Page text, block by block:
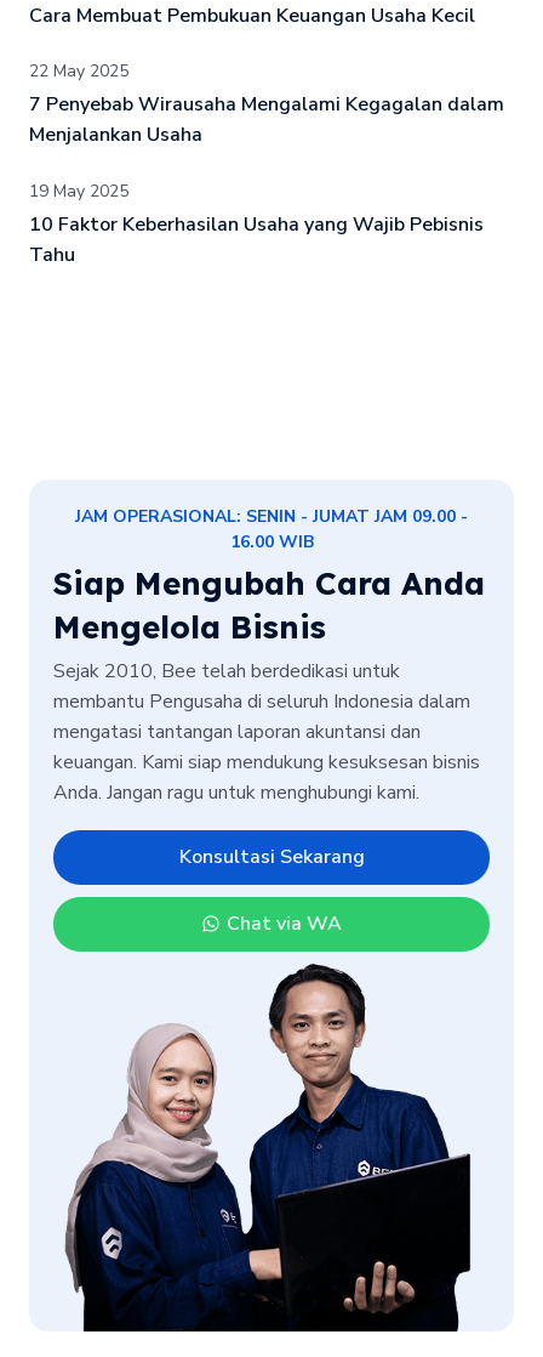
Cara Membuat Pembukuan Keuangan Usaha Kecil
22 May 2025
7 Penyebab Wirausaha Mengalami Kegagalan dalam
Menjalankan Usaha
19 May 2025
10 Faktor Keberhasilan Usaha yang Wajib Pebisnis
Tahu
JAM OPERASIONAL: SENIN - JUMAT JAM 09.00 -
16.00 WIB
Siap Mengubah Cara Anda
Mengelola Bisnis
Sejak 2010, Bee telah berdedikasi untuk
membantu Pengusaha di seluruh Indonesia dalam
mengatasi tantangan laporan akuntansi dan
keuangan. Kami siap mendukung kesuksesan bisnis
Anda. Jangan ragu untuk menghubungi kami.
Konsultasi Sekarang
Chat via WA